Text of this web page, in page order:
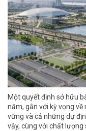
Một quyết định sở hữu
năm, gắn với kỳ vọng
vững và cả những dự
vậy, cùng với chất